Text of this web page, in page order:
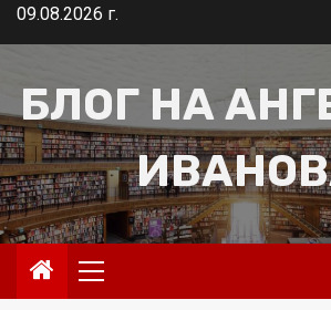
Skip09.08.2026 г.
БЛОГ НА
Primary
Menu